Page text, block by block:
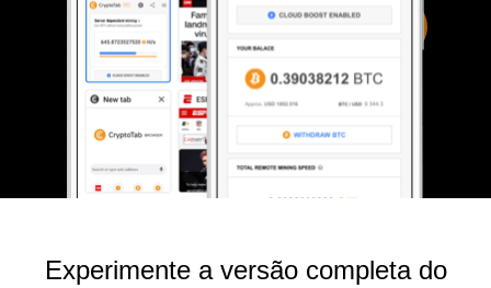
Experimente a versão completa do